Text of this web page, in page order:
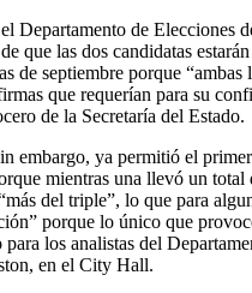
Departamento de Elecciones
que las dos candidatas
de septiembre porque “ambas
que requerían para su
de la Secretaría del Estado.
embargo, ya permitió el
mientras una llevó un total
del triple”, lo que para
porque lo único que
los analistas del
en el City Hall.